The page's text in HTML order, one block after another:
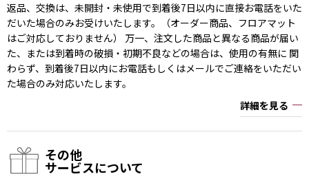
返品、交換は、未開封・未使用で到着後7日以内に直接お電話をいた
だいた場合のみお受けいたします。（オーダー商品、フロアマット
はご対応しておりません） 万一、注文した商品と異なる商品が届い
た、または到着時の破損・初期不良などの場合は、使用の有無に 関
わらず、到着後7日以内にお電話もしくはメールでご連絡をいただい
た場合のみ対応いたします。
詳細を見る
その他
サービスについて